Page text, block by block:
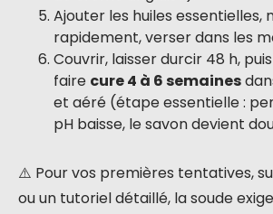
Ajouter les huiles essentielles,
rapidement, verser dans les
Couvrir, laisser durcir 48 h,
faire cure 4 à 6 semaines
et aéré (étape essentielle :
pH baisse, le savon devient
⚠️ Pour vos premières tentatives,
ou un tutoriel détaillé, la soude